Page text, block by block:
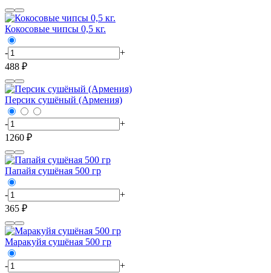
Кокосовые чипсы 0,5 кг.
-
+
488 ₽
Персик сушёный (Армения)
-
+
1260 ₽
Папайя сушёная 500 гр
-
+
365 ₽
Маракуйя сушёная 500 гр
-
+